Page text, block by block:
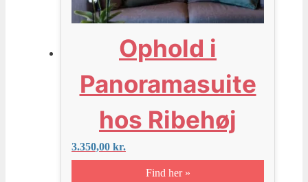
Ophold i
Panoramasuite
hos Ribehøj
3.350,00 kr.
Find her »